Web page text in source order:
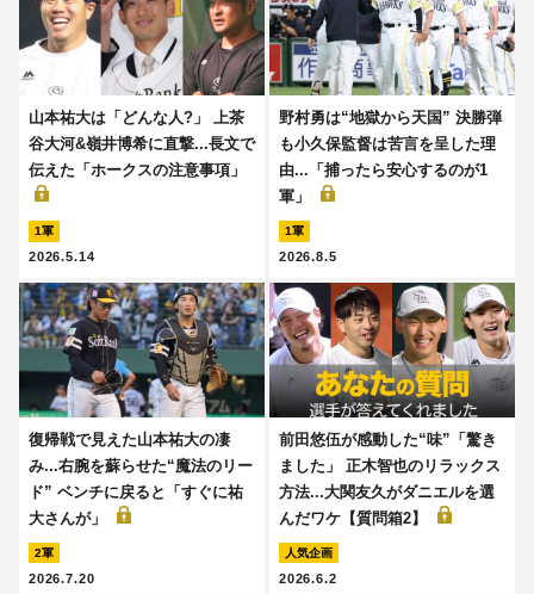
山本祐大は「どんな人?」 上茶
谷大河&嶺井博希に直撃...長文で
伝えた「ホークスの注意事項」
1軍
2026.5.14
野村勇は“地獄から天国” 決勝弾
も小久保監督は苦言を呈した理
由...「捕ったら安心するのが1
軍」
1軍
2026.8.5
復帰戦で見えた山本祐大の凄
み...右腕を蘇らせた“魔法のリー
ド” ベンチに戻ると「すぐに祐
大さんが」
2軍
2026.7.20
前田悠伍が感動した“味”「驚き
ました」 正木智也のリラックス
方法...大関友久がダニエルを選
んだワケ【質問箱2】
人気企画
2026.6.2